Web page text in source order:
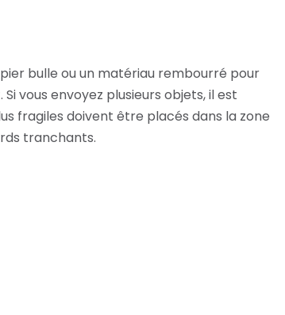
bulle ou un matériau rembourré pour
vous envoyez plusieurs objets, il est
fragiles doivent être placés dans la zone
tranchants.